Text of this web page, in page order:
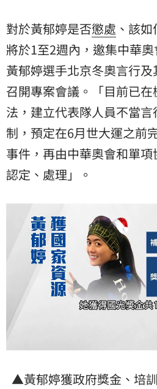
對於黃郁婷是否懲處 、該
將於1至2週內，邀集中華
黃郁婷選手北京冬奧言行
召開專案會議。「目前已
法，建立代表隊人員不當
制，預定在6月世大運之前
事件，再由中華奧會和單
認定、處理」。
▲黃郁婷獲政府獎金、培